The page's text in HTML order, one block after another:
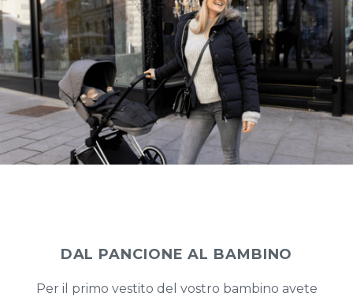
DAL PANCIONE AL BAMBINO
Per il primo vestito del vostro bambino avete